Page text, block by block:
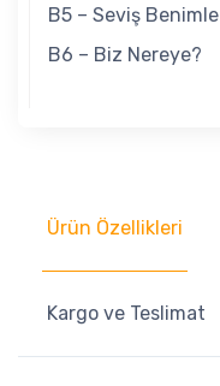
B5 – Seviş Benimle
B6 – Biz Nereye?
Ürün Özellikleri
Kargo ve Teslimat